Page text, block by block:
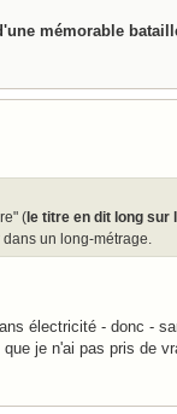
mémorable
( le titre en dit long
un long-métrage.
électricité - donc -
je n'ai pas pris de